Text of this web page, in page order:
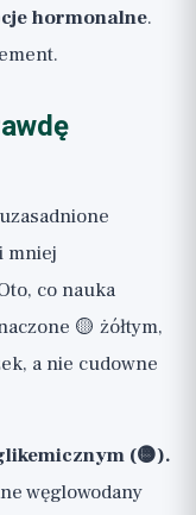
hormonalne.
mniej
co nauka
🟡 żółtym,
a nie cudowne
(🟡).
węglowodany